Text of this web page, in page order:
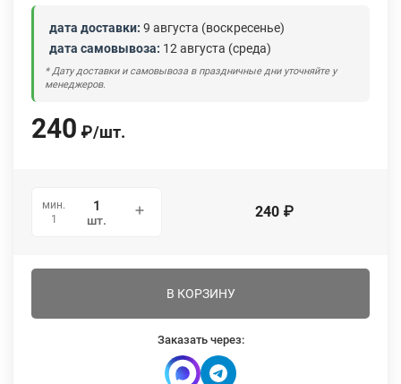
дата доставки: 9 августа (воскресенье)
дата самовывоза: 12 августа (среда)
* Дату доставки и самовывоза в праздничные дни уточняйте у
менеджеров.
240 ₽/шт.
мин.
1
шт. 240 ₽
В КОРЗИНУ
Заказать через: